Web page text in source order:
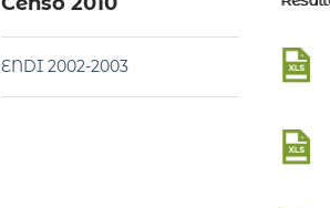
ENDI 2002-2003